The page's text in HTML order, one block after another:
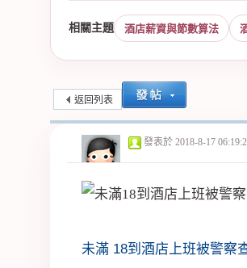
紀
相關主題 酒店薪資與節數算法
返回列表
發表於 2018-8-17
未滿 18到酒店上班被警察